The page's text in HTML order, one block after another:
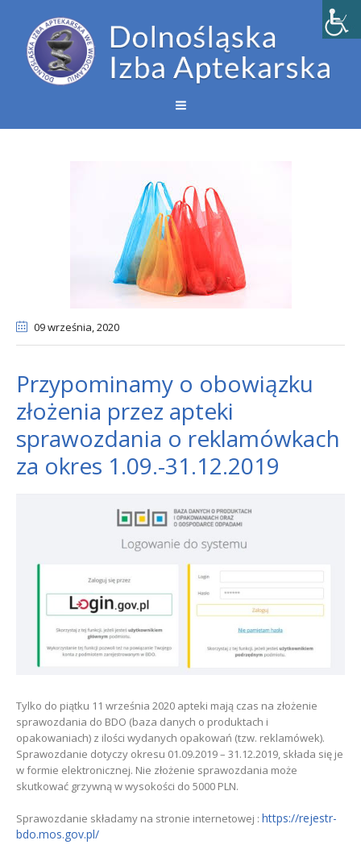
09 września, 2020
Przypominamy o obowiązku
złożenia przez apteki
sprawozdania o reklamówkach
za okres 1.09.-31.12.2019
Tylko do piątku 11 września 2020 apteki mają czas na złożenie
sprawozdania do BDO (baza danych o produktach i
opakowaniach) z ilości wydanych opakowań (tzw. reklamówek).
Sprawozdanie dotyczy okresu 01.09.2019 – 31.12.2019, składa się je
w formie elektronicznej. Nie złożenie sprawozdania może
skutkować grzywną w wysokości do 5000 PLN.
Sprawozdanie składamy na stronie internetowej : https://rejestr-
bdo.mos.gov.pl/